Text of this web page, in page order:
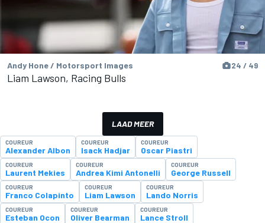
Andy Hone / Motorsport Images 24 / 49
Liam Lawson, Racing Bulls
LAAD MEER
COUREUR
Alexander Albon
COUREUR
Isack Hadjar
COUREUR
Oscar Piastri
COUREUR
Laurent Mekies
COUREUR
Andrea Kimi Antonelli
COUREUR
George Russell
COUREUR
Franco Colapinto
COUREUR
Liam Lawson
COUREUR
Lando Norris
COUREUR
Esteban Ocon
COUREUR
Oliver Bearman
COUREUR
Lance Stroll